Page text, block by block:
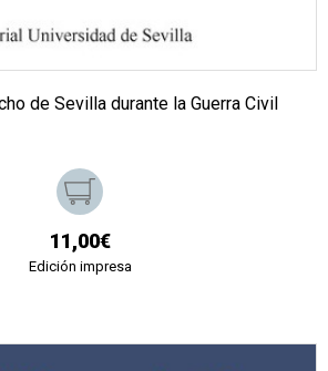
de Sevilla durante la Guerra Civil
11,00€
Edición impresa